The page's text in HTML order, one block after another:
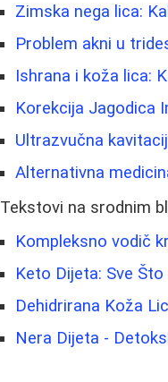
Zimska nega lica:
Problem akni u
Ishrana i koža lica:
Korekcija Jagodica
Ultrazvučna
Alternativna
Tekstovi na srodnim
Kompleksno vodič
Keto Dijeta: Sve
Dehidrirana Koža
Nera Dijeta -